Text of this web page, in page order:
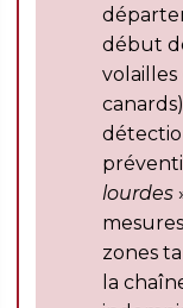
début
lourdes
zones
la